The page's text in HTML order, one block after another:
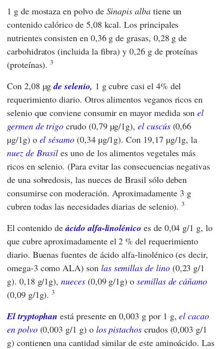
1 g de mostaza en polvo de Sinapis albatiene un
contenido calórico de 5,08 kcal. Los principales
nutrientes consisten en 0,36 g de grasas, 0,28 g de
carbohidratos (incluida la fibra) y 0,26 g de proteínas
(proteínas).3
Con 2,08 µgde selenio, 1 g cubre casi el 4% del
requerimiento diario. Otros alimentos veganos ricos en
selenio que conviene consumir en mayor medida sonel
germen de trigo crudo (0,79 µg/1g),el cuscús(0,66
µg/1g) o el sésamo (0,34 µg/1g). Con 19,17 µg/1g, la
nuez de Brasil es uno de los alimentos vegetales más
ricos en selenio. (Para evitar las consecuencias negativas
de una sobredosis, las nueces de Brasil sólo deben
consumirse con moderación. Aproximadamente 3 g
cubren todas las necesidades diarias de selenio).3
El contenido deácido alfa-linolénico es de 0,04 g/1 g, lo
que cubre aproximadamente el 2 % del requerimiento
diario. Buenas fuentes de ácido alfa-linolénico (es decir,
omega-3 como ALA) son las semillas de lino(0,23 g/1
g). 0,18 g/1g),nueces(0,09 g/1g) osemillas de cáñamo
(0,09 g/1g).3
El tryptophan está presente en 0,003 g por 1 g,el cacao
en polvo(0,003 g/1 g) o los pistachoscrudos (0,003 g/1
g) contienen una cantidad similar de este aminoácido. Las